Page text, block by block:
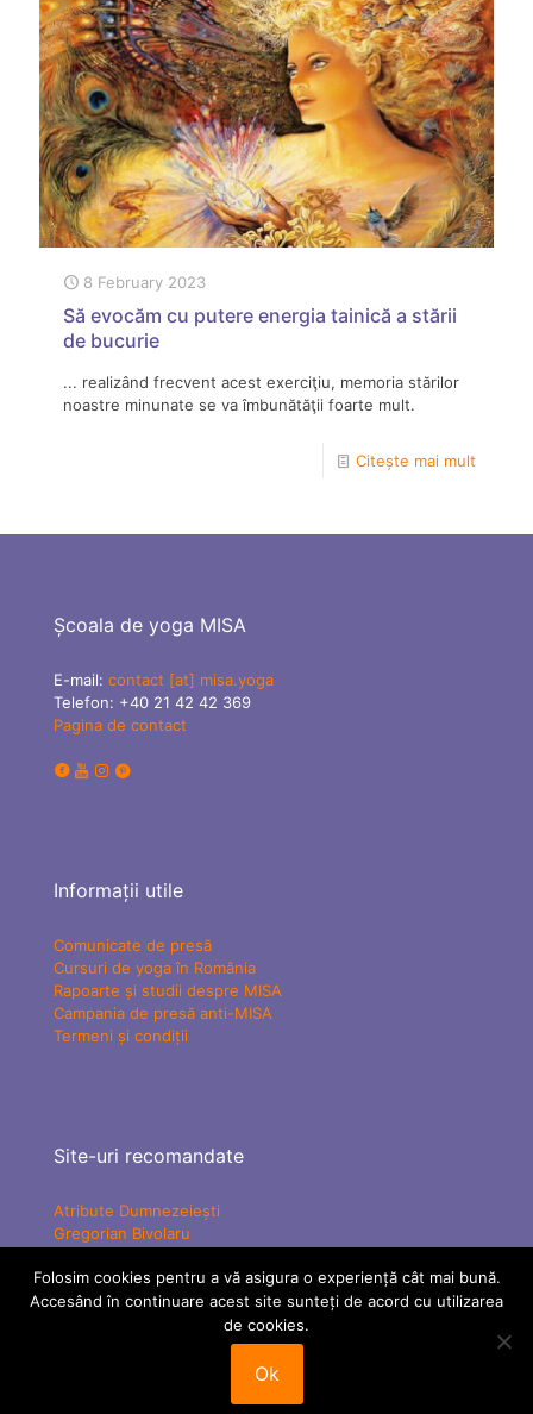
8 February 2023
Să evocăm cu putere energia tainică a stării
de bucurie
... realizând frecvent acest exerciţiu, memoria stărilor
noastre minunate se va îmbunătăţii foarte mult.
Citește mai mult
Școala de yoga MISA
E-mail: contact [at] misa.yoga
Telefon: +40 21 42 42 369
Pagina de contact
Informații utile
Comunicate de presă
Cursuri de yoga în România
Rapoarte și studii despre MISA
Campania de presă anti-MISA
Termeni și condiții
Site-uri recomandate
Atribute Dumnezeiești
Gregorian Bivolaru
Mișcarea Charismatică Teofanică
Vindecare Spirituală
Folosim cookies pentru a vă asigura o experiență cât mai bună.
Accesând în continuare acest site sunteți de acord cu utilizarea
de cookies.
Ok